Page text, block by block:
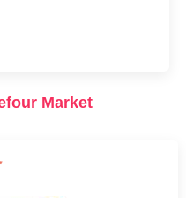
Market